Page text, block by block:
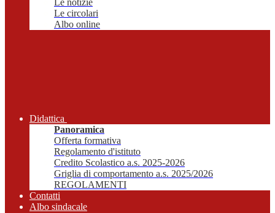
Le notizie
Le circolari
Albo online
Didattica
Panoramica
Offerta formativa
Regolamento d'istituto
Credito Scolastico a.s. 2025-2026
Griglia di comportamento a.s. 2025/2026
REGOLAMENTI
Contatti
Albo sindacale